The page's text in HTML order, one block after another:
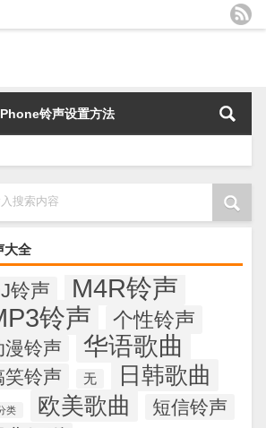
铃声设置方法
搜索内容
大全
铃声
M4R铃声
铃声
个性铃声
漫铃声 华语歌曲
笑铃声 无 日韩歌曲
类 欧美歌曲 短信铃声